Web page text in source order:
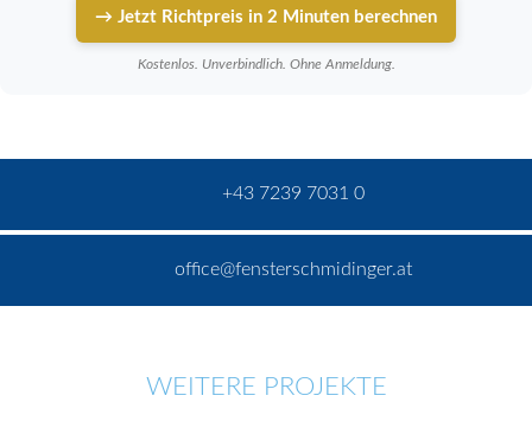
→ Jetzt Richtpreis in 2 Minuten berechnen
Kostenlos. Unverbindlich. Ohne Anmeldung.
+43 7239 7031 0
office@fensterschmidinger.at
WEITERE PROJEKTE